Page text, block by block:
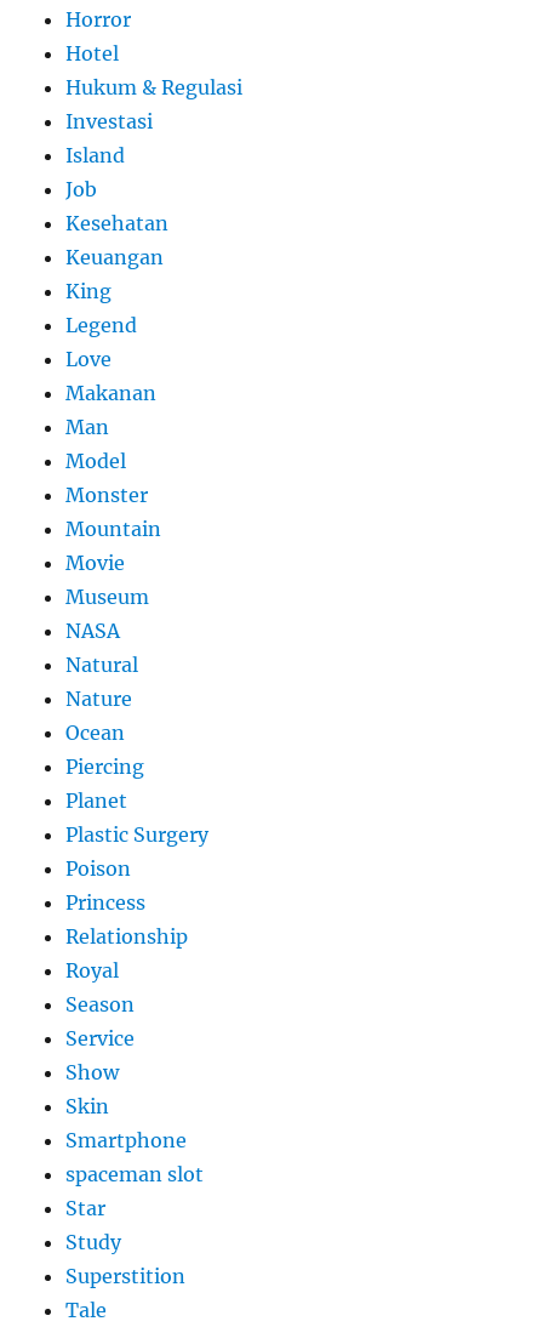
Horror
Hotel
Hukum & Regulasi
Investasi
Island
Job
Kesehatan
Keuangan
King
Legend
Love
Makanan
Man
Model
Monster
Mountain
Movie
Museum
NASA
Natural
Nature
Ocean
Piercing
Planet
Plastic Surgery
Poison
Princess
Relationship
Royal
Season
Service
Show
Skin
Smartphone
spaceman slot
Star
Study
Superstition
Tale